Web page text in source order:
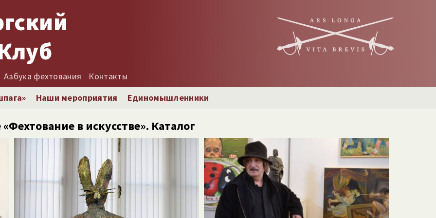
Азбука фехтования
Контакты
Наши мероприятия Единомышленники
в искусстве». Каталог